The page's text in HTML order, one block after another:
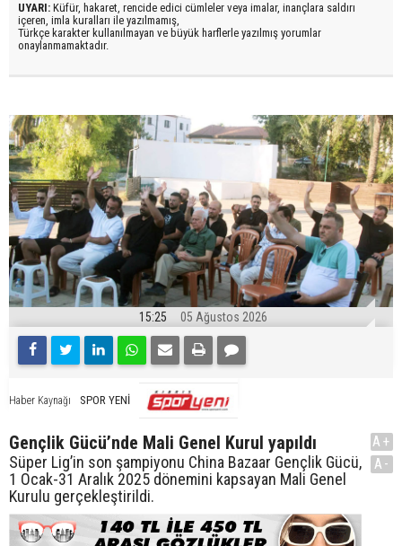
UYARI: Küfür, hakaret, rencide edici cümleler veya imalar, inançlara saldırı
içeren, imla kuralları ile yazılmamış,
Türkçe karakter kullanılmayan ve büyük harflerle yazılmış yorumlar
onaylanmamaktadır.
15:25 05 Ağustos 2026
Haber Kaynağı SPOR YENİ
Gençlik Gücü’nde Mali Genel Kurul yapıldı
Süper Lig’in son şampiyonu China Bazaar Gençlik Gücü,
1 Ocak-31 Aralık 2025 dönemini kapsayan Mali Genel
Kurulu gerçekleştirildi.
A+
A-